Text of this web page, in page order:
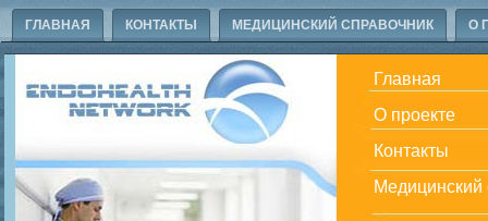
ГЛАВНАЯ КОНТАКТЫ МЕДИЦИНСКИЙ СПРАВОЧНИК О
Главная
О проекте
Контакты
Медицинский